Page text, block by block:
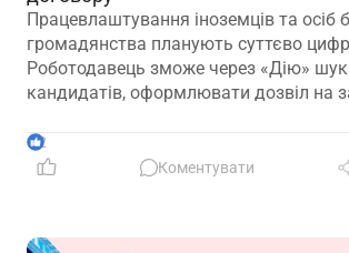
Працевлаштування іноземців та осіб
громадянства планують суттєво
Роботодавець зможе через «Дію»
кандидатів, оформлювати дозвіл на
прийняття на роботу
2
Коментувати